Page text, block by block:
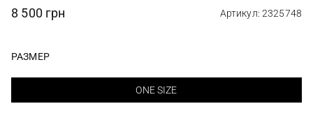
8 500 грн Артикул: 2325748
РАЗМЕР
ONE SIZE